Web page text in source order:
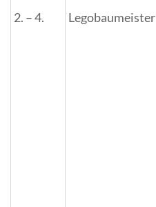
2. – 4. Legobaumeister